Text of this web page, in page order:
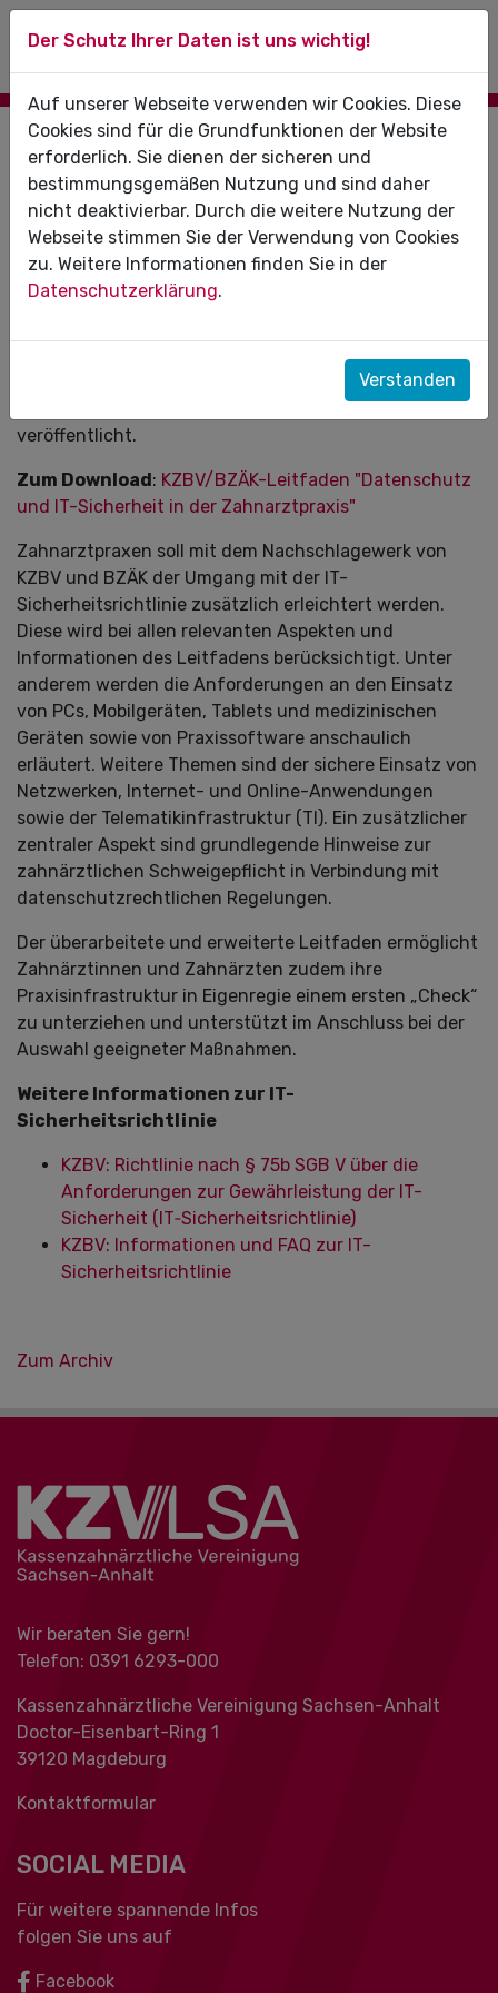
01.07.2021
Erweiterter KZBV/BZÄK-Leitfaden
"Datenschutz und IT-Sicherheit"
veröffentlicht
Kassenzahnärztliche Bundesvereinigung (KZBV) und
ihren aktualisierten und um die Aspekte der neuen IT-
Sicherheitsrichtlinie erweiterten Leitfaden
„Datenschutz und IT-Sicherheit in der Zahnarztpraxis“
veröffentlicht.
Zum Download: KZBV/BZÄK-Leitfaden "Datenschutz
und IT-Sicherheit in der Zahnarztpraxis"
Zahnarztpraxen soll mit dem Nachschlagewerk von
KZBV und BZÄK der Umgang mit der IT-
Sicherheitsrichtlinie zusätzlich erleichtert werden.
Diese wird bei allen relevanten Aspekten und
Informationen des Leitfadens berücksichtigt. Unter
anderem werden die Anforderungen an den Einsatz
von PCs, Mobilgeräten, Tablets und medizinischen
Geräten sowie von Praxissoftware anschaulich
erläutert. Weitere Themen sind der sichere Einsatz von
Netzwerken, Internet- und Online-Anwendungen
sowie der Telematikinfrastruktur (TI). Ein zusätzlicher
zentraler Aspekt sind grundlegende Hinweise zur
zahnärztlichen Schweigepflicht in Verbindung mit
datenschutzrechtlichen Regelungen.
Der überarbeitete und erweiterte Leitfaden ermöglicht
Zahnärztinnen und Zahnärzten zudem ihre
Praxisinfrastruktur in Eigenregie einem ersten „Check“
zu unterziehen und unterstützt im Anschluss bei der
Auswahl geeigneter Maßnahmen.
Weitere Informationen zur IT-
Sicherheitsrichtlinie
KZBV: Richtlinie nach § 75b SGB V über die
Anforderungen zur Gewährleistung der IT-
Sicherheit (IT‐Sicherheitsrichtlinie)
KZBV: Informationen und FAQ zur IT-
Sicherheitsrichtlinie
Zum Archiv
Wir beraten Sie gern!
Telefon: 0391 ‍6293-000
Kassenzahnärztliche Vereinigung Sachsen-Anhalt
Doctor-Eisenbart-Ring 1
39120 Magdeburg
Kontaktformular
SOCIAL MEDIA
Für weitere spannende Infos
folgen Sie uns auf
Facebook
Der Schutz Ihrer Daten ist uns wichtig!
Auf unserer Webseite verwenden wir Cookies. Diese
Cookies sind für die Grundfunktionen der Website
erforderlich. Sie dienen der sicheren und
bestimmungsgemäßen Nutzung und sind daher
nicht deaktivierbar. Durch die weitere Nutzung der
Webseite stimmen Sie der Verwendung von Cookies
zu. Weitere Informationen finden Sie in der
Datenschutzerklärung.
Verstanden